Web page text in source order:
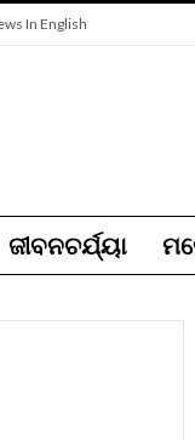
In English
ଜୀବନଚର୍ଯ୍ୟା